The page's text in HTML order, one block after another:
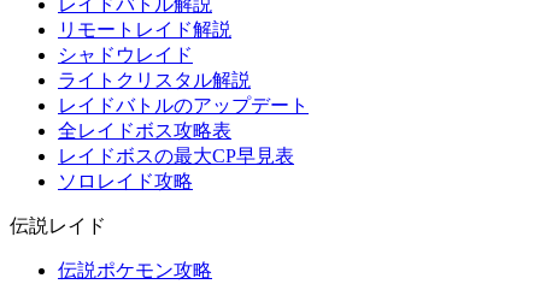
レイドバトル解説
リモートレイド解説
シャドウレイド
ライトクリスタル解説
レイドバトルのアップデート
全レイドボス攻略表
レイドボスの最大CP早見表
ソロレイド攻略
伝説レイド
伝説ポケモン攻略